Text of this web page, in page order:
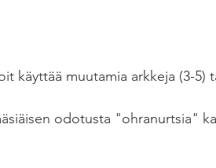
käyttää muutamia arkkeja (3-5)
odotusta "ohranurtsia"